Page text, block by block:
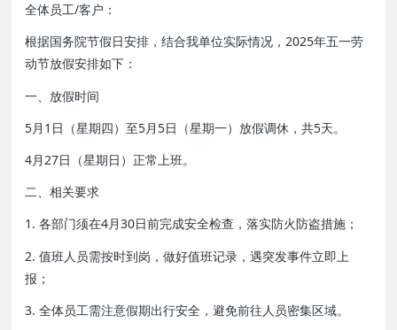
全体员工/客户：
根据国务院节假日安排，结合我单位实际情况，2025年五一劳
动节放假安排如下：
一、放假时间
5月1日（星期四）至5月5日（星期一）放假调休，共5天。
4月27日（星期日）正常上班。
二、相关要求
1. 各部门须在4月30日前完成安全检查，落实防火防盗措施；
2. 值班人员需按时到岗，做好值班记录，遇突发事件立即上
报；
3. 全体员工需注意假期出行安全，避免前往人员密集区域。